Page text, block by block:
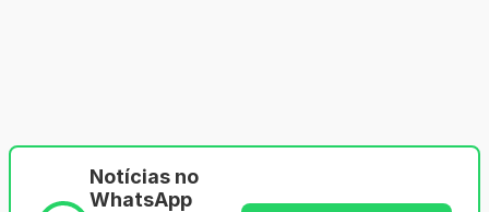
Notícias no
WhatsApp